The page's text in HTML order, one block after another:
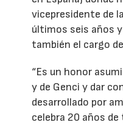
vicepresidente de
últimos seis años
también el cargo
“Es un honor
y de Genci y dar
desarrollado por
celebra 20 años